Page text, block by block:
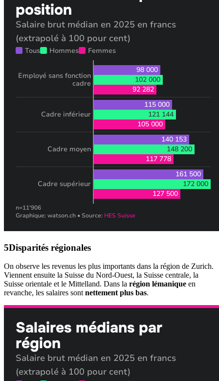
Disparités régionales
On observe les revenus les plus importants dans la région de Zurich.
Viennent ensuite la Suisse du Nord-Ouest, la Suisse centrale, la
Suisse orientale et le Mittelland. Dans la région lémanique en
revanche, les salaires sontnettement plus bas.